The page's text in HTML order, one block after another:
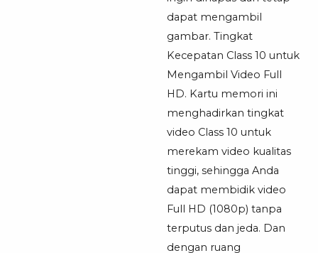
dapat mengambil
gambar. Tingkat
Kecepatan Class 10 untuk
Mengambil Video Full
HD. Kartu memori ini
menghadirkan tingkat
video Class 10 untuk
merekam video kualitas
tinggi, sehingga Anda
dapat membidik video
Full HD (1080p) tanpa
terputus dan jeda. Dan
dengan ruang